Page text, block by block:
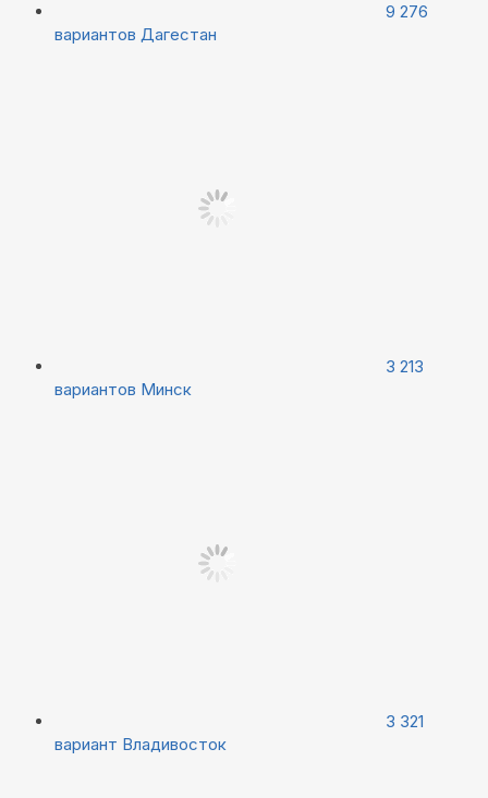
9 276
вариантов Дагестан
3 213
вариантов Минск
3 321
вариант Владивосток